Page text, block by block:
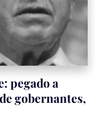
pegado a
gobernantes,